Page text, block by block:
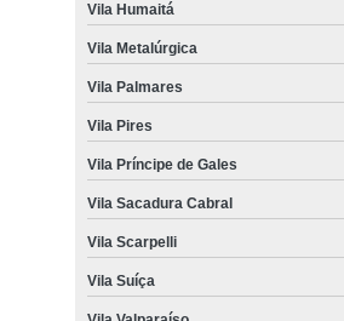
Vila Humaitá
Vila Metalúrgica
Vila Palmares
Vila Pires
Vila Príncipe de Gales
Vila Sacadura Cabral
Vila Scarpelli
Vila Suíça